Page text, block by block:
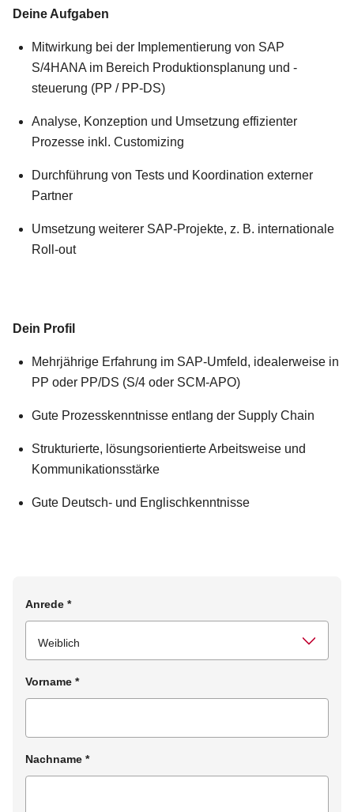
Deine Aufgaben
Mitwirkung bei der Implementierung von SAP
S/4HANA im Bereich Produktionsplanung und -
steuerung (PP / PP-DS)
Analyse, Konzeption und Umsetzung effizienter
Prozesse inkl. Customizing
Durchführung von Tests und Koordination externer
Partner
Umsetzung weiterer SAP-Projekte, z. B. internationale
Roll-out
Dein Profil
Mehrjährige Erfahrung im SAP-Umfeld, idealerweise in
PP oder PP/DS (S/4 oder SCM-APO)
Gute Prozesskenntnisse entlang der Supply Chain
Strukturierte, lösungsorientierte Arbeitsweise und
Kommunikationsstärke
Gute Deutsch- und Englischkenntnisse
Anrede *
Vorname *
Nachname *